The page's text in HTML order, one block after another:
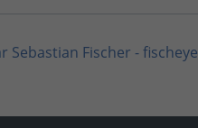
Sebastian Fischer - fischeye